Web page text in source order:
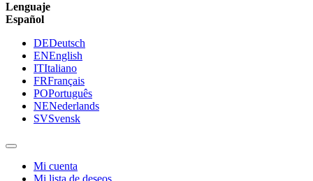
Lenguaje
Español
DEDeutsch
ENEnglish
ITItaliano
FRFrançais
POPortuguês
NENederlands
SVSvensk
Mi cuenta
Mi lista de deseos